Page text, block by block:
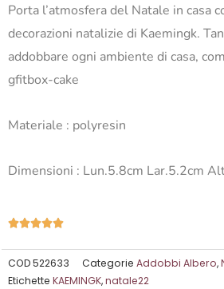
Porta l’atmosfera del Natale in casa
decorazioni natalizie di Kaemingk.
addobbare ogni ambiente di casa,
gfitbox-cake
Materiale : polyresin
Dimensioni : Lun.5.8cm Lar.5.2cm
Valutazione
su
5
COD522633 Categorie Addobbi Albero,
Etichette KAEMINGK,natale22